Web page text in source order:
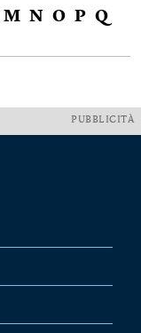
M N O P Q
PUBBLICITÀ